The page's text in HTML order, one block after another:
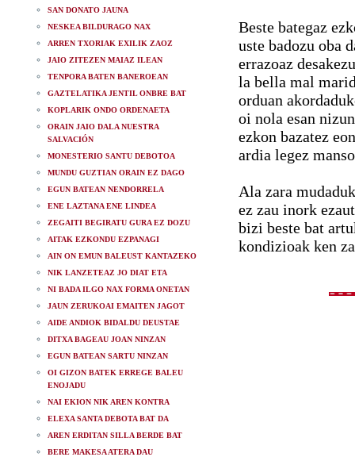
SAN DONATO JAUNA
NESKEA BILDURAGO NAX
ARREN TXORIAK EXILIK ZAOZ
JAIO ZITEZEN MAIAZ ILEAN
TENPORA BATEN BANEROEAN
GAZTELATIKA JENTIL ONBRE BAT
KOPLARIK ONDO ORDENAETA
ORAIN JAIO DALA NUESTRA
SALVACIÓN
MONESTERIO SANTU DEBOTOA
MUNDU GUZTIAN ORAIN EZ DAGO
EGUN BATEAN NENDORRELA
ENE LAZTANA ENE LINDEA
ZEGAITI BEGIRATU GURA EZ DOZU
AITAK EZKONDU EZPANAGI
AIN ON EMUN BALEUST KANTAZEKO
NIK LANZETEAZ JO DIAT ETA
NI BADA ILGO NAX FORMA ONETAN
JAUN ZERUKOAI EMAITEN JAGOT
AIDE ANDIOK BIDALDU DEUSTAE
DITXA BAGEAU JOAN NINZAN
EGUN BATEAN SARTU NINZAN
OI GIZON BATEK ERREGE BALEU
ENOJADU
NAI EKION NIK AREN KONTRA
ELEXA SANTA DEBOTA BAT DA
AREN ERDITAN SILLA BERDE BAT
BERE MAKESA ATERA DAU
Beste bategaz
uste badozu oba
errazoaz
la bella mal
orduan
oi nola esan
ezkon bazatez
ardia legez
Ala zara
ez zau inork
bizi beste bat
kondizioak ken